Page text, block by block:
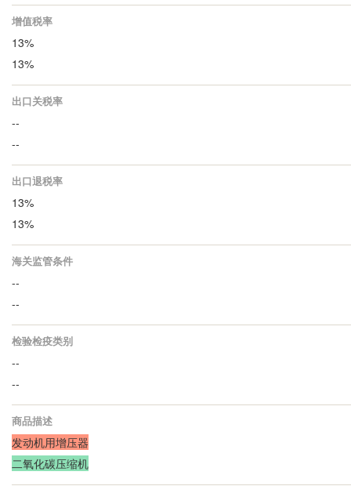
增值税率
13%
13%
出口关税率
--
--
出口退税率
13%
13%
海关监管条件
--
--
检验检疫类别
--
--
商品描述
发动机用增压器
二氧化碳压缩机